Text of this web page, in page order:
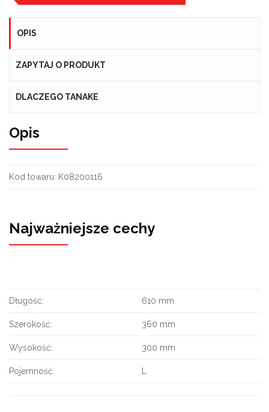
OPIS
ZAPYTAJ O PRODUKT
DLACZEGO TANAKE
Opis
Kod towaru: K08200116
Najważniejsze cechy
Długość: 610 mm
Szerokość: 360 mm
Wysokość: 300 mm
Pojemność: